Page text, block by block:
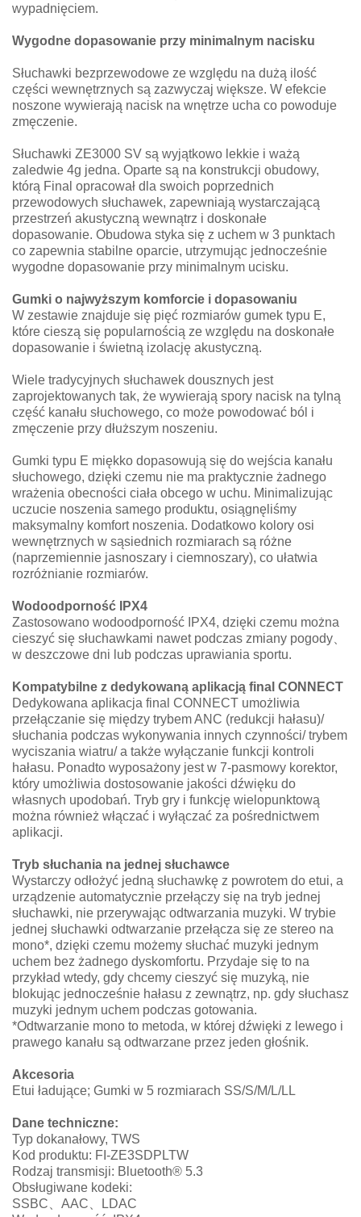
wypadnięciem.
Wygodne dopasowanie przy minimalnym nacisku
Słuchawki bezprzewodowe ze względu na dużą ilość
części wewnętrznych są zazwyczaj większe. W efekcie
noszone wywierają nacisk na wnętrze ucha co powoduje
zmęczenie.
Słuchawki ZE3000 SV są wyjątkowo lekkie i ważą
zaledwie 4g jedna. Oparte są na konstrukcji obudowy,
którą Final opracował dla swoich poprzednich
przewodowych słuchawek, zapewniają wystarczającą
przestrzeń akustyczną wewnątrz i doskonałe
dopasowanie. Obudowa styka się z uchem w 3 punktach
co zapewnia stabilne oparcie, utrzymując jednocześnie
wygodne dopasowanie przy minimalnym ucisku.
Gumki o najwyższym komforcie i dopasowaniu
W zestawie znajduje się pięć rozmiarów gumek typu E,
które cieszą się popularnością ze względu na doskonałe
dopasowanie i świetną izolację akustyczną.
Wiele tradycyjnych słuchawek dousznych jest
zaprojektowanych tak, że wywierają spory nacisk na tylną
część kanału słuchowego, co może powodować ból i
zmęczenie przy dłuższym noszeniu.
Gumki typu E miękko dopasowują się do wejścia kanału
słuchowego, dzięki czemu nie ma praktycznie żadnego
wrażenia obecności ciała obcego w uchu. Minimalizując
uczucie noszenia samego produktu, osiągnęliśmy
maksymalny komfort noszenia. Dodatkowo kolory osi
wewnętrznych w sąsiednich rozmiarach są różne
(naprzemiennie jasnoszary i ciemnoszary), co ułatwia
rozróżnianie rozmiarów.
Wodoodporność IPX4
Zastosowano wodoodporność IPX4, dzięki czemu można
cieszyć się słuchawkami nawet podczas zmiany pogody、
w deszczowe dni lub podczas uprawiania sportu.
Kompatybilne z dedykowaną aplikacją final CONNECT
Dedykowana aplikacja final CONNECT umożliwia
przełączanie się między trybem ANC (redukcji hałasu)/
słuchania podczas wykonywania innych czynności/ trybem
wyciszania wiatru/ a także wyłączanie funkcji kontroli
hałasu. Ponadto wyposażony jest w 7-pasmowy korektor,
który umożliwia dostosowanie jakości dźwięku do
własnych upodobań. Tryb gry i funkcję wielopunktową
można również włączać i wyłączać za pośrednictwem
aplikacji.
Tryb słuchania na jednej słuchawce
Wystarczy odłożyć jedną słuchawkę z powrotem do etui, a
urządzenie automatycznie przełączy się na tryb jednej
słuchawki, nie przerywając odtwarzania muzyki. W trybie
jednej słuchawki odtwarzanie przełącza się ze stereo na
mono*, dzięki czemu możemy słuchać muzyki jednym
uchem bez żadnego dyskomfortu. Przydaje się to na
przykład wtedy, gdy chcemy cieszyć się muzyką, nie
blokując jednocześnie hałasu z zewnątrz, np. gdy słuchasz
muzyki jednym uchem podczas gotowania.
*Odtwarzanie mono to metoda, w której dźwięki z lewego i
prawego kanału są odtwarzane przez jeden głośnik.
Akcesoria
Etui ładujące; Gumki w 5 rozmiarach SS/S/M/L/LL
Dane techniczne:
Typ dokanałowy, TWS
Kod produktu: FI-ZE3SDPLTW
Rodzaj transmisji: Bluetooth® 5.3
Obsługiwane kodeki:
​SSBC、AAC、LDAC